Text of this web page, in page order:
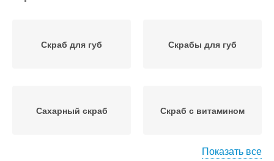
Скраб для губ Скрабы для губ
Сахарный скраб Скраб с витамином
Показать все